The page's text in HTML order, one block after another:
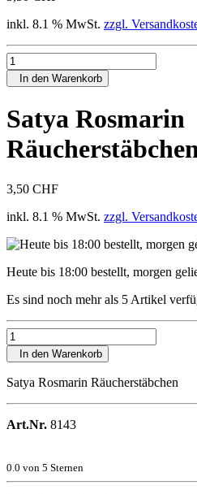
inkl. 8.1 % MwSt. zzgl.
In den Warenkorb
Satya Rosmarin
3,50 CHF
inkl. 8.1 % MwSt. zzgl.
Heute bis 18:00 bestellt, morgen
Es sind noch mehr als 5 Artikel
In den Warenkorb
Satya Rosmarin Räucherstäbchen
Art.Nr. 8143
0.0 von 5 Sternen